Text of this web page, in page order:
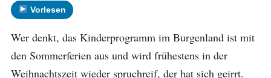
Vorlesen
Wer denkt, das Kinderprogramm im Burgenland ist mit
den Sommerferien aus und wird frühestens in der
Weihnachtszeit wieder spruchreif, der hat sich geirrt.